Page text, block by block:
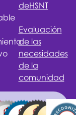
deHSNT
Evaluación
de las
necesidades
de la
comunidad